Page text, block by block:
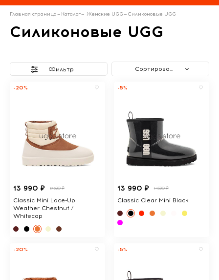
Главная страница— Каталог— Женские UGG— Силиконовые UGG
Силиконовые UGG
Фильтр Сортировать
-20%
13 990 ₽ 17380 ₽
Classic Mini Lace-Up
Weather Chestnut /
Whitecap
-5%
13 990 ₽ 14690 ₽
Classic Clear Mini Black
-20% -5%